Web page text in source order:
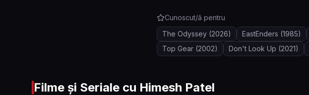
Cunoscut/ă pentru
The Odyssey (2026) EastEnders (1985)
Top Gear (2002) Don't Look Up (2021)
Filme și Seriale cu Himesh Patel